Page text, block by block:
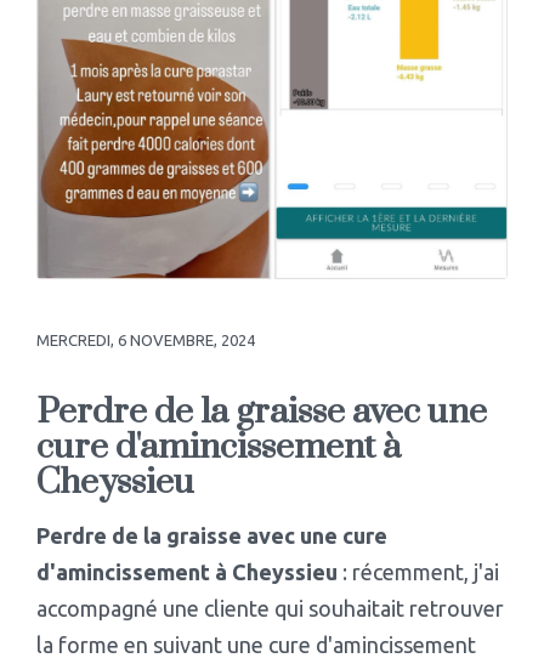
MERCREDI, 6 NOVEMBRE, 2024
Perdre de la graisse avec une
cure d'amincissement à
Cheyssieu
Perdre de la graisse avec une cure
d'amincissement à Cheyssieu : récemment, j'ai
accompagné une cliente qui souhaitait retrouver
la forme en suivant une cure d'amincissement